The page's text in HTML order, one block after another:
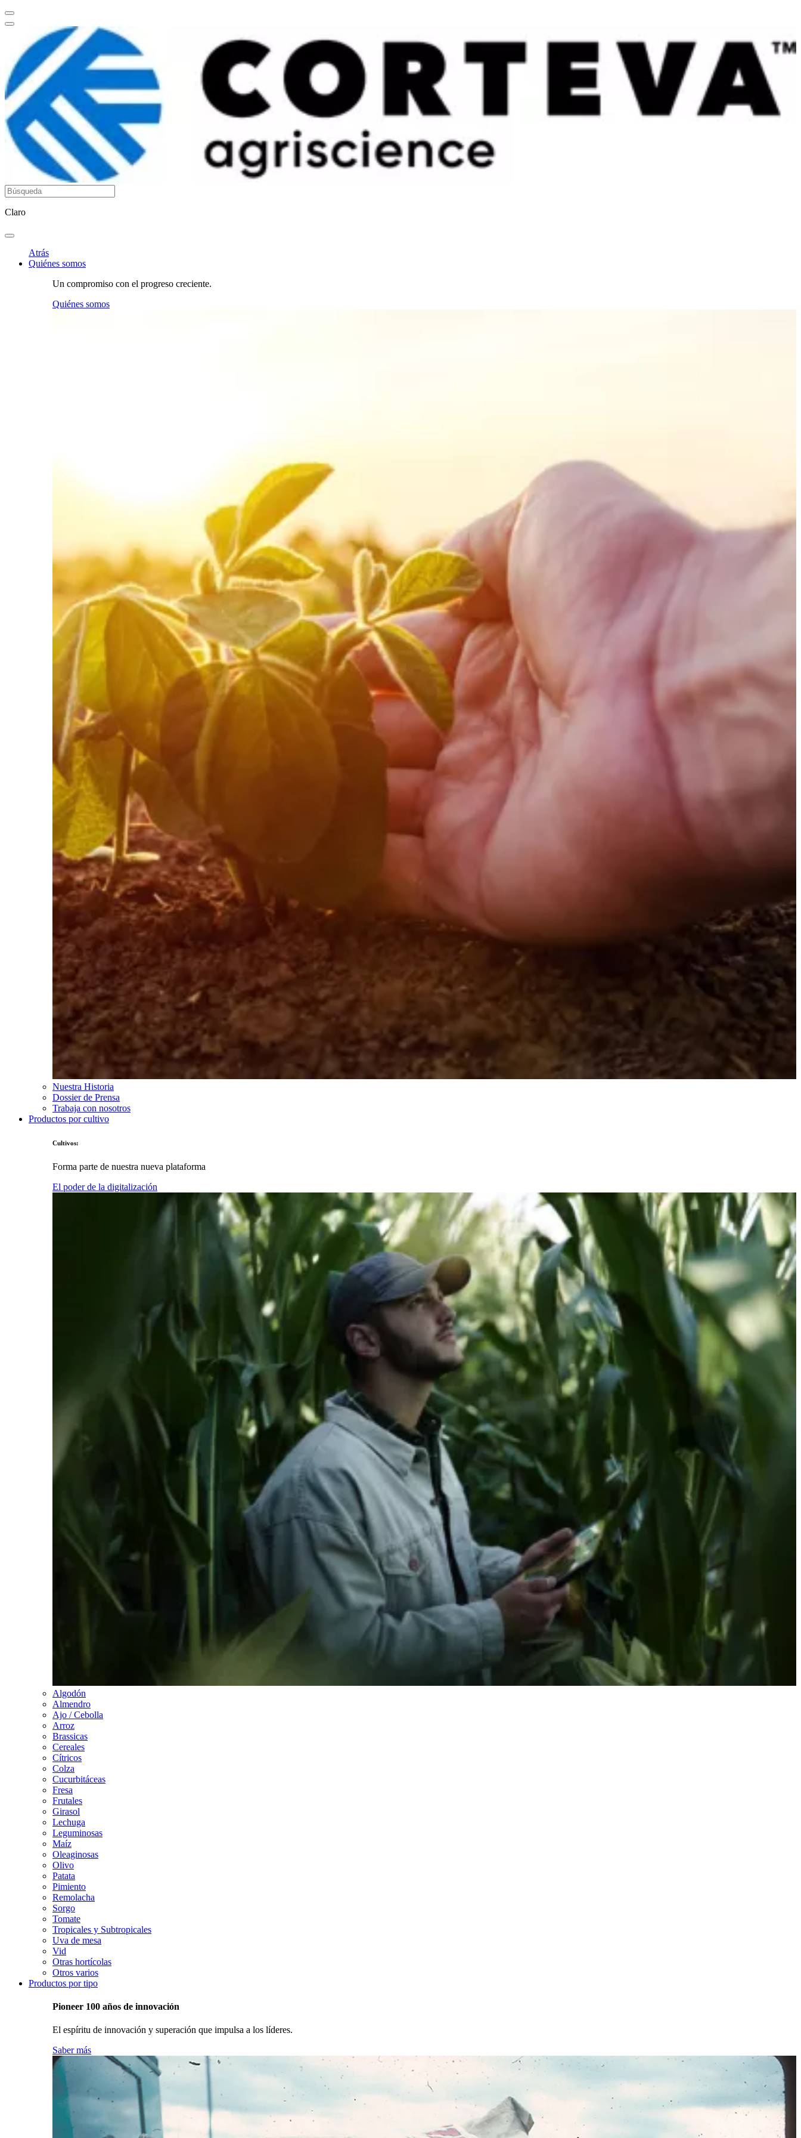
Claro
Atrás
Quiénes somos
Un compromiso con el progreso creciente.
Quiénes somos
Nuestra Historia
Dossier de Prensa
Trabaja con nosotros
Productos por cultivo
Cultivos:
Forma parte de nuestra nueva plataforma
El poder de la digitalización
Algodón
Almendro
Ajo / Cebolla
Arroz
Brassicas
Cereales
Cítricos
Colza
Cucurbitáceas
Fresa
Frutales
Girasol
Lechuga
Leguminosas
Maíz
Oleaginosas
Olivo
Patata
Pimiento
Remolacha
Sorgo
Tomate
Tropicales y Subtropicales
Uva de mesa
Vid
Otras hortícolas
Otros varios
Productos por tipo
Pioneer 100 años de innovación
El espíritu de innovación y superación que impulsa a los líderes.
Saber más